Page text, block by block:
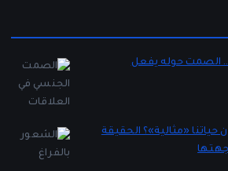
الصمت حوله يفعل
حياتنا «مثالية»؟ الحقيقة